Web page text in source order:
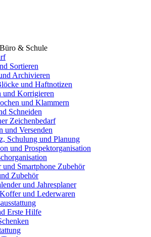
Büro & Schule
Sortieren
Archivieren
und Haftnotizen
und Korrigieren
und Klammern
Schneiden
Zeichenbedarf
und Versenden
Schulung und Planung
und Prospektorganisation
und Smartphone Zubehör
Zubehör
und Jahresplaner
und Lederwaren
Erste Hilfe